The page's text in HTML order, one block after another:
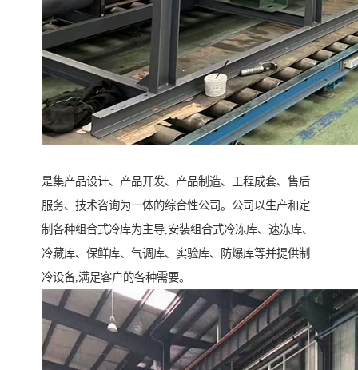
是集产品设计、产品开发、产品制造、工程成套、售后
服务、技术咨询为一体的综合性公司。公司以生产和定
制各种组合式冷库为主导,安装组合式冷冻库、速冻库、
冷藏库、保鲜库、气调库、实验库、防爆库等并提供制
冷设备,满足客户的各种需要。